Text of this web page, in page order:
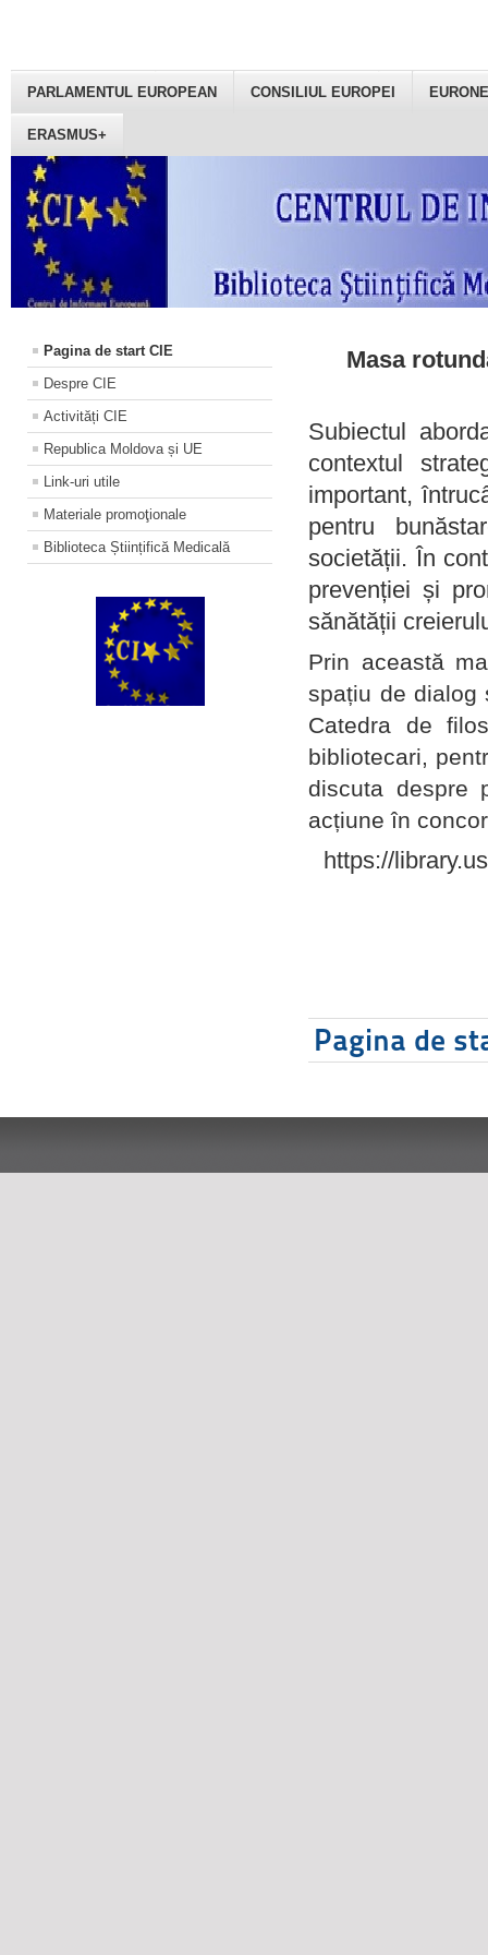
PARLAMENTUL EUROPEAN CONSILIUL EUROPEI
ERASMUS+
Pagina de start CIE
Despre CIE
Activități CIE
Republica Moldova și UE
Link-uri utile
Materiale promoţionale
Biblioteca Științifică Medicală
Masa
Subiectul
contextul
important,
pentru
societății. În
prevenției și
sănătății
Prin această
spațiu de dialog
Catedra de
bibliotecari,
discuta despre
acțiune în
https://
Pagina de